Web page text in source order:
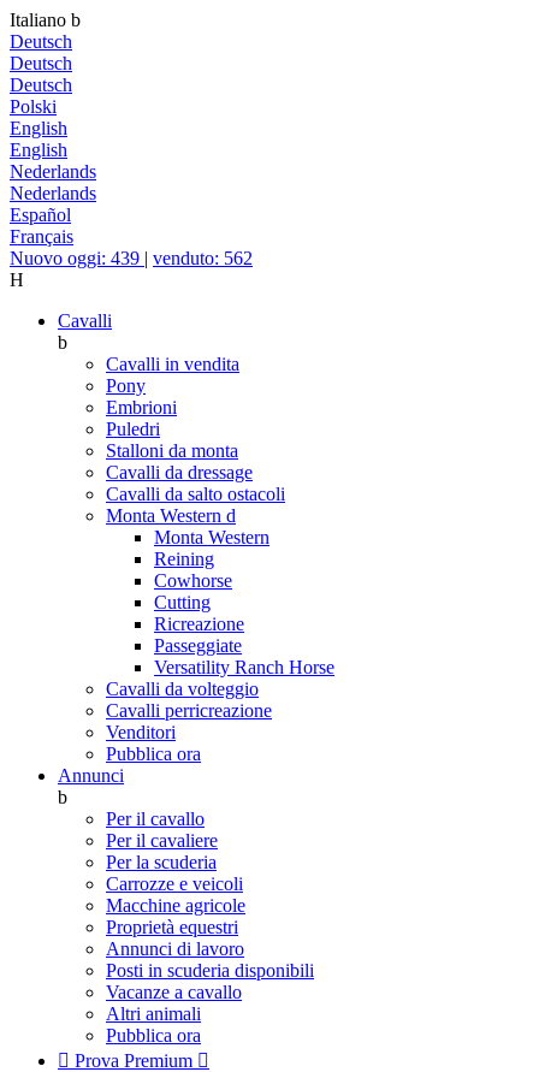
Italiano b
Deutsch
Deutsch
Deutsch
Polski
English
English
Nederlands
Nederlands
Español
Français
Nuovo oggi: 439 | venduto: 562
H
Cavalli
b
Cavalli in vendita
Pony
Embrioni
Puledri
Stalloni da monta
Cavalli da dressage
Cavalli da salto ostacoli
Monta Western d
Monta Western
Reining
Cowhorse
Cutting
Ricreazione
Passeggiate
Versatility Ranch Horse
Cavalli da volteggio
Cavalli perricreazione
Venditori
Pubblica ora
Annunci
b
Per il cavallo
Per il cavaliere
Per la scuderia
Carrozze e veicoli
Macchine agricole
Proprietà equestri
Annunci di lavoro
Posti in scuderia disponibili
Vacanze a cavallo
Altri animali
Pubblica ora
 Prova Premium 